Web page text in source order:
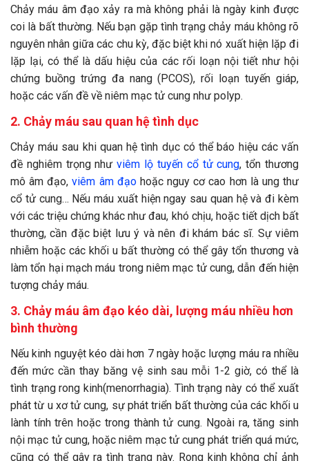
Chảy máu âm đạo xảy ra mà không phải là ngày kinh được
coi là bất thường. Nếu bạn gặp tình trạng chảy máu không rõ
nguyên nhân giữa các chu kỳ, đặc biệt khi nó xuất hiện lặp đi
lặp lại, có thể là dấu hiệu của các rối loạn nội tiết như hội
chứng buồng trứng đa nang (PCOS), rối loạn tuyến giáp,
hoặc các vấn đề về niêm mạc tử cung như polyp.
2. Chảy máu sau quan hệ tình dục
Chảy máu sau khi quan hệ tình dục có thể báo hiệu các vấn
đề nghiêm trọng nhưviêm lộ tuyến cổ tử cung, tổn thương
mô âm đạo,viêm âm đạohoặc nguy cơ cao hơn là ung thư
cổ tử cung… Nếu máu xuất hiện ngay sau quan hệ và đi kèm
với các triệu chứng khác như đau, khó chịu, hoặc tiết dịch bất
thường, cần đặc biệt lưu ý và nên đi khám bác sĩ. Sự viêm
nhiễm hoặc các khối u bất thường có thể gây tổn thương và
làm tổn hại mạch máu trong niêm mạc tử cung, dẫn đến hiện
tượng chảy máu.
3. Chảy máu âm đạo kéo dài, lượng máu nhiều hơn
bình thường
Nếu kinh nguyệt kéo dài hơn 7 ngày hoặc lượng máu ra nhiều
đến mức cần thay băng vệ sinh sau mỗi 1-2 giờ, có thể là
tình trạng rong kinh(menorrhagia). Tình trạng này có thể xuất
phát từ u xơ tử cung, sự phát triển bất thường của các khối u
lành tính trên hoặc trong thành tử cung. Ngoài ra, tăng sinh
nội mạc tử cung, hoặc niêm mạc tử cung phát triển quá mức,
cũng có thể gây ra tình trạng này. Rong kinh không chỉ ảnh